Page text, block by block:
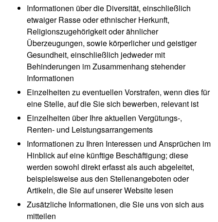
Informationen über die Diversität, einschließlich
etwaiger Rasse oder ethnischer Herkunft,
Religionszugehörigkeit oder ähnlicher
Überzeugungen, sowie körperlicher und geistiger
Gesundheit, einschließlich jedweder mit
Behinderungen im Zusammenhang stehender
Informationen
Einzelheiten zu eventuellen Vorstrafen, wenn dies für
eine Stelle, auf die Sie sich bewerben, relevant ist
Einzelheiten über Ihre aktuellen Vergütungs-,
Renten- und Leistungsarrangements
Informationen zu Ihren Interessen und Ansprüchen im
Hinblick auf eine künftige Beschäftigung; diese
werden sowohl direkt erfasst als auch abgeleitet,
beispielsweise aus den Stellenangeboten oder
Artikeln, die Sie auf unserer Website lesen
Zusätzliche Informationen, die Sie uns von sich aus
mitteilen